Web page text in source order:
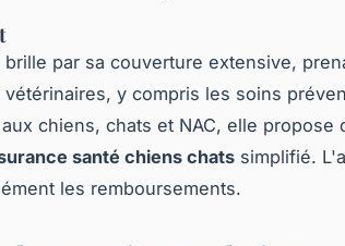
brille par sa couverture extensive,
y compris les soins
chiens, chats et NAC, elle
santé chiens chats simplifié.
les remboursements.